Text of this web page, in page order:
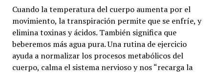
Cuando la temperatura del cuerpo aumenta por el
movimiento, la transpiración permite que se enfríe, y
elimina toxinas y ácidos. También significa que
beberemos más agua pura. Una rutina de ejercicio
ayuda a normalizar los procesos metabólicos del
cuerpo, calma el sistema nervioso y nos “recarga la